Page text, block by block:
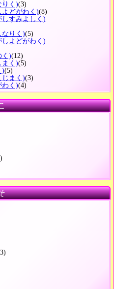
りく)(3)
どがわく)(8)
すみよしく)
なりく)(5)
よどがわく)
く)(12)
まく)(5)
)(5)
じまく)(3)
わく)(4)